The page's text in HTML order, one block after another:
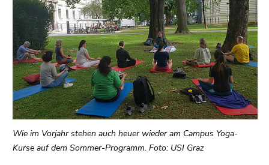
Sie diesen
Link.
Zum
Inhalt
(Zugriffstaste
1)
Zur
Positionsanzeige
(Zugriffstaste
Wie im Vorjahr stehen auch heuer wieder am Campus Yoga-
Kurse auf dem Sommer-Programm. Foto: USI Graz